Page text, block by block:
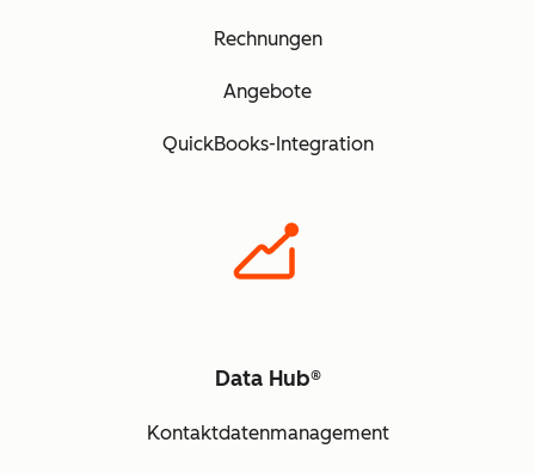
Rechnungen
Angebote
QuickBooks-Integration
Data Hub®
Kontaktdatenmanagement